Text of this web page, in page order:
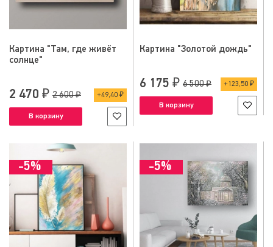
Картина "Там, где живёт
солнце"
2 470 ₽ 2 600 ₽ 49,40 ₽
В корзину
Картина "Золотой дождь"
6 175 ₽ 6 500 ₽ 123,50 ₽
В корзину
-5% -5%